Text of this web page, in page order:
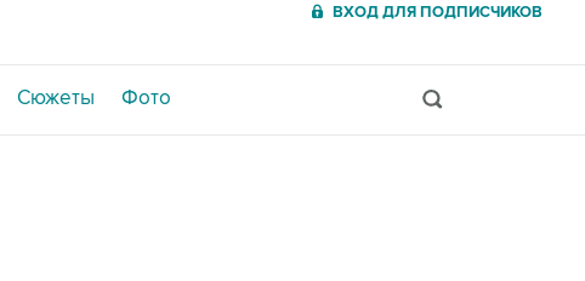
ВХОД ДЛЯ ПОДПИСЧИКОВ
Сюжеты Фото